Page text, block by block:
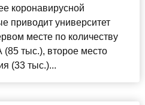
коронавирусной
приводит университет
месте по количеству
тыс.), второе место
(33 тыс.)...